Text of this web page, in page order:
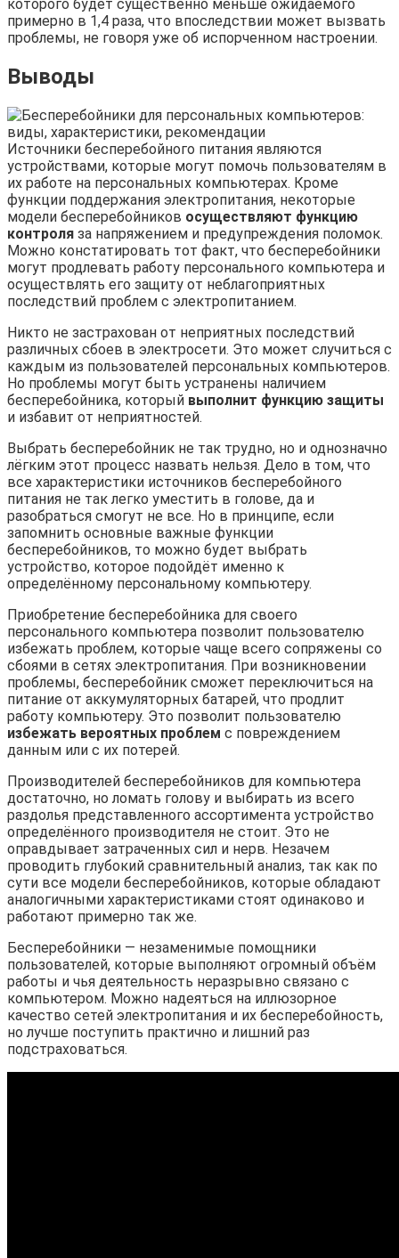
которого будет существенно меньше ожидаемого
примерно в 1,4 раза, что впоследствии может вызвать
проблемы, не говоря уже об испорченном настроении.
Выводы
Источники бесперебойного питания являются
устройствами, которые могут помочь пользователям в
их работе на персональных компьютерах. Кроме
функции поддержания электропитания, некоторые
модели бесперебойников осуществляют функцию
контроля за напряжением и предупреждения поломок.
Можно констатировать тот факт, что бесперебойники
могут продлевать работу персонального компьютера и
осуществлять его защиту от неблагоприятных
последствий проблем с электропитанием.
Никто не застрахован от неприятных последствий
различных сбоев в электросети. Это может случиться с
каждым из пользователей персональных компьютеров.
Но проблемы могут быть устранены наличием
бесперебойника, который выполнит функцию защиты
и избавит от неприятностей.
Выбрать бесперебойник не так трудно, но и однозначно
лёгким этот процесс назвать нельзя. Дело в том, что
все характеристики источников бесперебойного
питания не так легко уместить в голове, да и
разобраться смогут не все. Но в принципе, если
запомнить основные важные функции
бесперебойников, то можно будет выбрать
устройство, которое подойдёт именно к
определённому персональному компьютеру.
Приобретение бесперебойника для своего
персонального компьютера позволит пользователю
избежать проблем, которые чаще всего сопряжены со
сбоями в сетях электропитания. При возникновении
проблемы, бесперебойник сможет переключиться на
питание от аккумуляторных батарей, что продлит
работу компьютеру. Это позволит пользователю
избежать вероятных проблем с повреждением
данным или с их потерей.
Производителей бесперебойников для компьютера
достаточно, но ломать голову и выбирать из всего
раздолья представленного ассортимента устройство
определённого производителя не стоит. Это не
оправдывает затраченных сил и нерв. Незачем
проводить глубокий сравнительный анализ, так как по
сути все модели бесперебойников, которые обладают
аналогичными характеристиками стоят одинаково и
работают примерно так же.
Бесперебойники — незаменимые помощники
пользователей, которые выполняют огромный объём
работы и чья деятельность неразрывно связано с
компьютером. Можно надеяться на иллюзорное
качество сетей электропитания и их бесперебойность,
но лучше поступить практично и лишний раз
подстраховаться.